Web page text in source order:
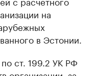
на
в Эстонии.
ст. 199.2 УК РФ